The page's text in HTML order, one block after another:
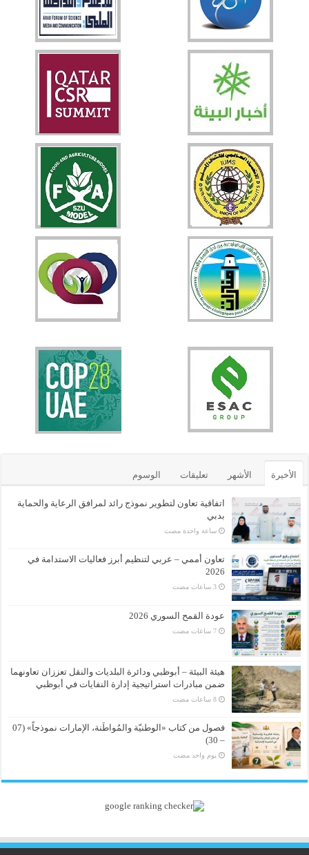
الأخيرة الأشهر تعليقات الوسوم
اتفاقية تعاون لتطوير نموذج رائد لمرافق الرعاية والحماية
بدبي
‏ساعة واحدة مضت
تعاون أممي – عربي لتنظيم أبرز فعاليات الاستدامة في
2026
عودة القمح السوري 2026
هيئة البيئة – أبوظبي ودائرة البلديات والنقل تعززان تعاونهما
ضمن مبادرات استراتيجية إدارة النفايات في أبوظبي
فصول من كتاب «الوطنيّة والمُواطَنة، الإمارات نموذجاً» (07
– 30)
‏يوم واحد مضت